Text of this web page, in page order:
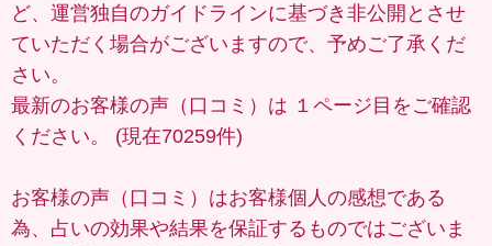
ど、運営独自のガイドラインに基づき非公開とさせ
ていただく場合がございますので、予めご了承くだ
さい。
最新のお客様の声（口コミ）は １ページ目 をご確認
ください。 (現在70259件)
お客様の声（口コミ）はお客様個人の感想である
為、占いの効果や結果を保証するものではございま